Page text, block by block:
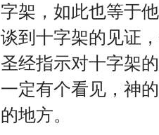
字架，如此也等于
谈到十字架的见证
圣经指示对十字架
一定有个看见，神
的地方。